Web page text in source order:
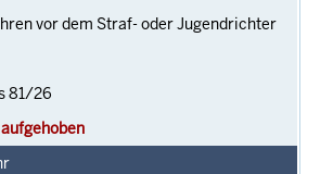
vor dem Straf- oder Jugendrichter
81/26